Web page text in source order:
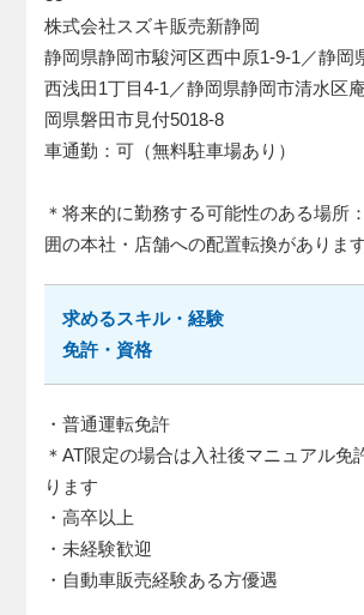
株式会社スズキ販売新静岡
静岡県静岡市駿河区西中原1-9-1／静岡
西浅田1丁目4-1／静岡県静岡市清水区
岡県磐田市見付5018-8
車通勤：可（無料駐車場あり）
＊将来的に勤務する可能性のある場所
囲の本社・店舗への配置転換がありま
求めるスキル・経験
免許・資格
・普通運転免許
＊AT限定の場合は入社後マニュアル免
ります
・高卒以上
・未経験歓迎
・自動車販売経験ある方優遇